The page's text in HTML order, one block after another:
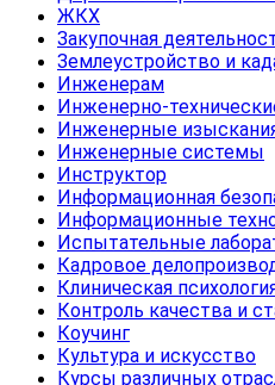
ЖКХ
Закупочная
Землеустройство и
Инженерам
Инженерно-
Инженерные
Инженерные системы
Инструктор
Информационная
Информационные
Испытательные
Кадровое
Клиническая
Контроль качества и
Коучинг
Культура и искусство
Курсы различных